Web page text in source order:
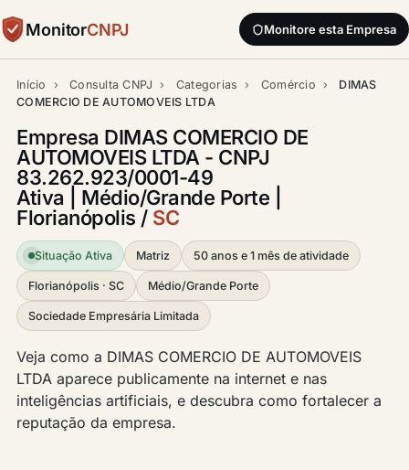
MonitorCNPJ Monitore esta Empresa
Início › Consulta CNPJ › Categorias › Comércio ›
DIMAS
COMERCIO DE AUTOMOVEIS LTDA
Empresa DIMAS COMERCIO DE
AUTOMOVEIS LTDA - CNPJ
83.262.923/0001-49
Ativa | Médio/Grande Porte |
Florianópolis / SC
Situação Ativa Matriz 50 anos e 1 mês de atividade
Florianópolis · SC Médio/Grande Porte
Sociedade Empresária Limitada
Veja como a DIMAS COMERCIO DE AUTOMOVEIS
LTDA aparece publicamente na internet e nas
inteligências artificiais, e descubra como fortalecer a
reputação da empresa.